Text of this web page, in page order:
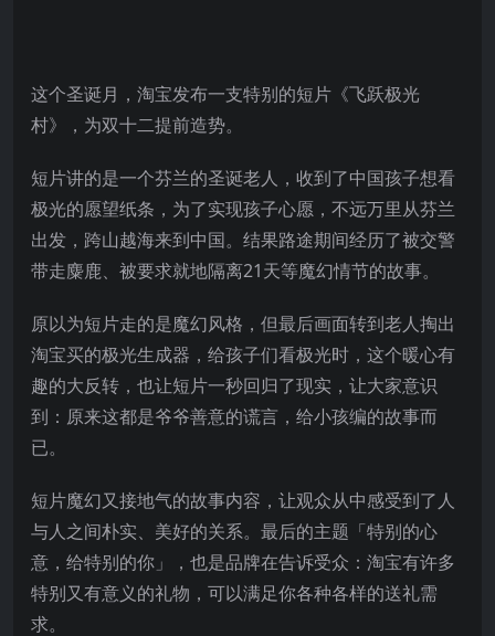
这个圣诞月，淘宝发布一支特别的短片《飞跃极光
村》，为双十二提前造势。
短片讲的是一个芬兰的圣诞老人，收到了中国孩子想看
极光的愿望纸条，为了实现孩子心愿，不远万里从芬兰
出发，跨山越海来到中国。结果路途期间经历了被交警
带走麋鹿、被要求就地隔离21天等魔幻情节的故事。
原以为短片走的是魔幻风格，但最后画面转到老人掏出
淘宝买的极光生成器，给孩子们看极光时，这个暖心有
趣的大反转，也让短片一秒回归了现实，让大家意识
到：原来这都是爷爷善意的谎言，给小孩编的故事而
已。
短片魔幻又接地气的故事内容，让观众从中感受到了人
与人之间朴实、美好的关系。最后的主题「特别的心
意，给特别的你」，也是品牌在告诉受众：淘宝有许多
特别又有意义的礼物，可以满足你各种各样的送礼需
求。